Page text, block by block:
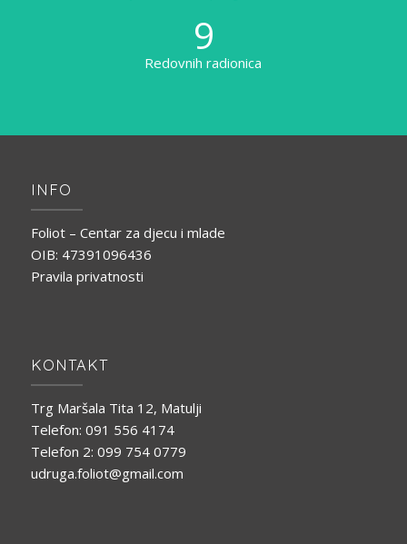
9
Redovnih radionica
INFO
Foliot – Centar za djecu i mlade
OIB: 47391096436
Pravila privatnosti
KONTAKT
Trg Maršala Tita 12, Matulji
Telefon: 091 556 4174
Telefon 2: 099 754 0779
udruga.foliot@gmail.com